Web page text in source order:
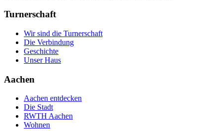
Turnerschaft
Wir sind die Turnerschaft
Die Verbindung
Geschichte
Unser Haus
Aachen
Aachen entdecken
Die Stadt
RWTH Aachen
Wohnen